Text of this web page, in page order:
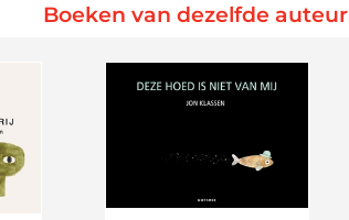
Boeken van dezelfde auteur